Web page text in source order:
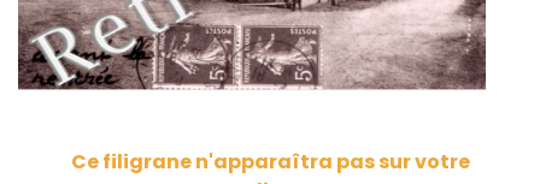
Ce filigrane n'apparaîtra pas sur votre